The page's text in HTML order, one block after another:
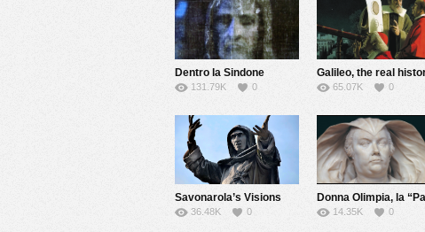
Dentro la Sindone
131.79K 0
Galileo, the real
65.07K 0
Savonarola’s Visions
36.48K 0 14.35K 0